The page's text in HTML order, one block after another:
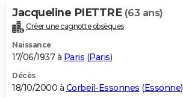
Jacqueline PIETTRE (63 ans)
Créer une cagnotte obsèques
Naissance
17/06/1937 à Paris (Paris)
Décès
18/10/2000 à Corbeil-Essonnes (Essonne)